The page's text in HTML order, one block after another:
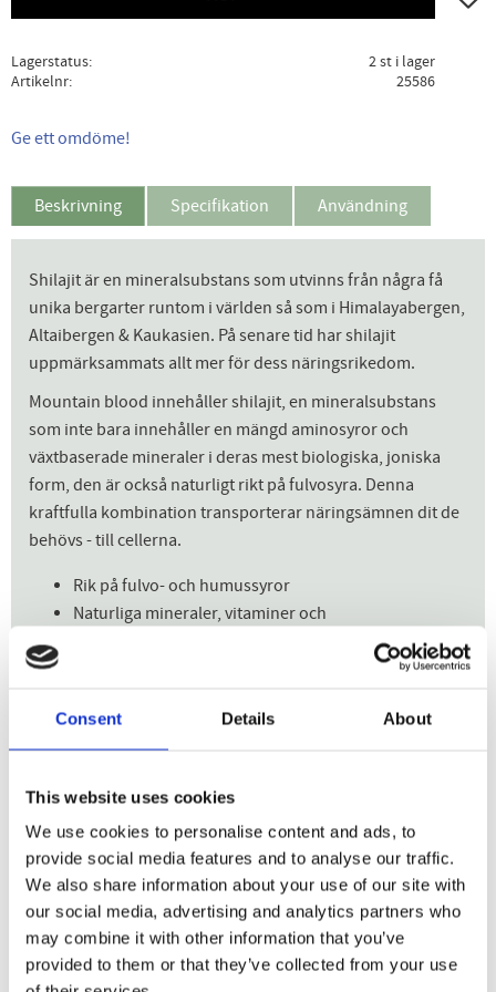
Consent Details About
This website uses cookies
We use cookies to personalise content and ads, to
provide social media features and to analyse our traffic.
We also share information about your use of our site with
our social media, advertising and analytics partners who
may combine it with other information that you’ve
provided to them or that they’ve collected from your use
Lagerstatus
2 st i lager
Artikelnr
25586
Ge ett omdöme!
Beskrivning Specifikation Användning
Shilajit är en mineralsubstans som utvinns från några få
unika bergarter runtom i världen så som i Himalayabergen,
Altaibergen & Kaukasien. På senare tid har shilajit
uppmärksammats allt mer för dess näringsrikedom.
Mountain blood innehåller shilajit, en mineralsubstans
som inte bara innehåller en mängd aminosyror och
växtbaserade mineraler i deras mest biologiska, joniska
form, den är också naturligt rikt på fulvosyra. Denna
kraftfulla kombination transporterar näringsämnen dit de
behövs - till cellerna.
Rik på fulvo- och humussyror
Naturliga mineraler, vitaminer och
100 procent äkta shilajit i sin naturliga form
Shilajit betyder på sanskrit den som förstör svaghet. Andra
från några få unika bergarter runtom i världen så som i
Himalayabergen, Altaibergen & Kaukasien. På senare tid
har shilajit uppmärksammats allt mer för dess
näringsrikedom.
Även om shilajit ibland kallas en mineraltjära eller harts, är
det faktiskt inte någon av dessa. Det är ett mycket
trögflytande ämne som en tjära eller harts som är mycket